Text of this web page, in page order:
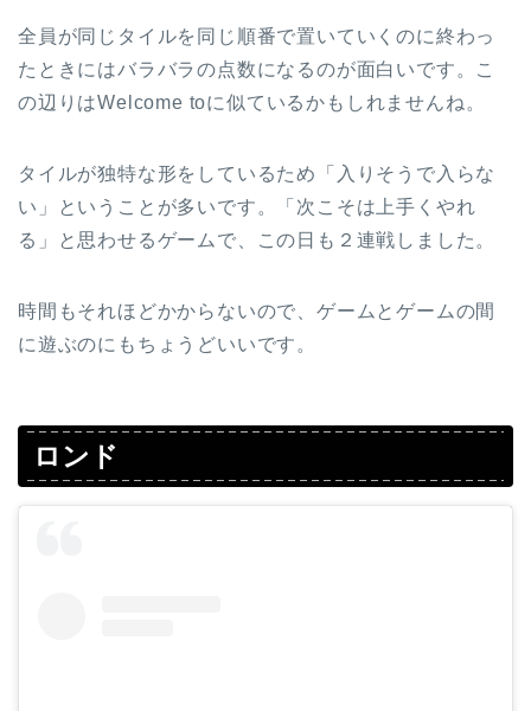
全員が同じタイルを同じ順番で置いていくのに終わっ
たときにはバラバラの点数になるのが面白いです。こ
の辺りはWelcome toに似ているかもしれませんね。
タイルが独特な形をしているため「入りそうで入らな
い」ということが多いです。「次こそは上手くやれ
る」と思わせるゲームで、この日も２連戦しました。
時間もそれほどかからないので、ゲームとゲームの間
に遊ぶのにもちょうどいいです。
ロンド